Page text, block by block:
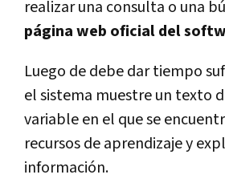
realizar una consulta o una
página web oficial del
Luego de debe dar tiempo
el sistema muestre un texto
variable en el que se
recursos de aprendizaje y
información.